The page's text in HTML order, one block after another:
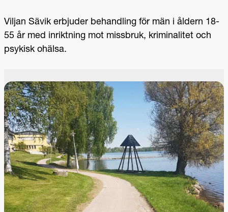
Viljan Sävik erbjuder behandling för män i åldern 18-
55 år med inriktning mot missbruk, kriminalitet och
psykisk ohälsa.